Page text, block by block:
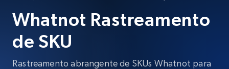
Whatnot Rastreamento
de SKU
Rastreamento abrangente de SKUs Whatnot para